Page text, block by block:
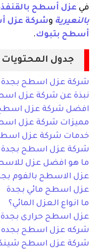
في عزل أسطح
بالنعيرية وشركة عزل
أسطح بتبوك.
جدول المحتويات
شركة عزل اسطح بجدة
نبذة عن شركة عزل
افضل شركة عزل
مميزات شركة عزل
خدمات شركة عزل
شركة عزل اسطح بجدة​
ما هو افضل عزل
عزل الاسطح بالفوم
عزل اسطح مائي بجدة
ما انواع العزل المائي؟
عزل اسطح حرارى بجدة
شركه عزل اسطح بجده​
شركة عزل اسطح